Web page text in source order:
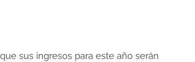
sus ingresos para este año serán